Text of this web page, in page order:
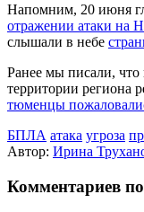
Напомним, 20 июня
отражении атаки на
слышали в небе
Ранее мы писали, что
территории региона
тюменцы
БПЛА атака угроза
Автор: Ирина
Комментариев